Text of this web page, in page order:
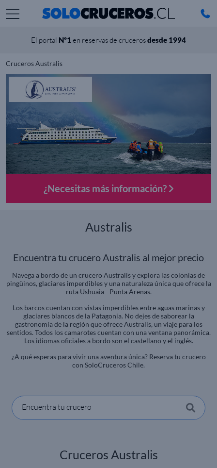
El portal Nº1 en reservas de crucerosdesde 1994
Cruceros Australis
¿Necesitas más información?
Australis
Encuentra tu crucero Australis al mejor precio
Navega a bordo de un crucero Australis y explora las colonias de
pingüinos, glaciares imperdibles y una naturaleza única que ofrece la
ruta Ushuaia - Punta Arenas.
Los barcos cuentan con vistas imperdibles entre aguas marinas y
glaciares blancos de la Patagonia. No dejes de saborear la
gastronomía de la región que ofrece Australis, un viaje para los
sentidos. Todos los camarotes cuentan con una ventana panorámica.
Los idiomas oficiales a bordo son el castellano y el inglés.
¿A qué esperas para vivir una aventura única? Reserva tu crucero
con SoloCruceros Chile.
Encuentra tu crucero
Cruceros Australis